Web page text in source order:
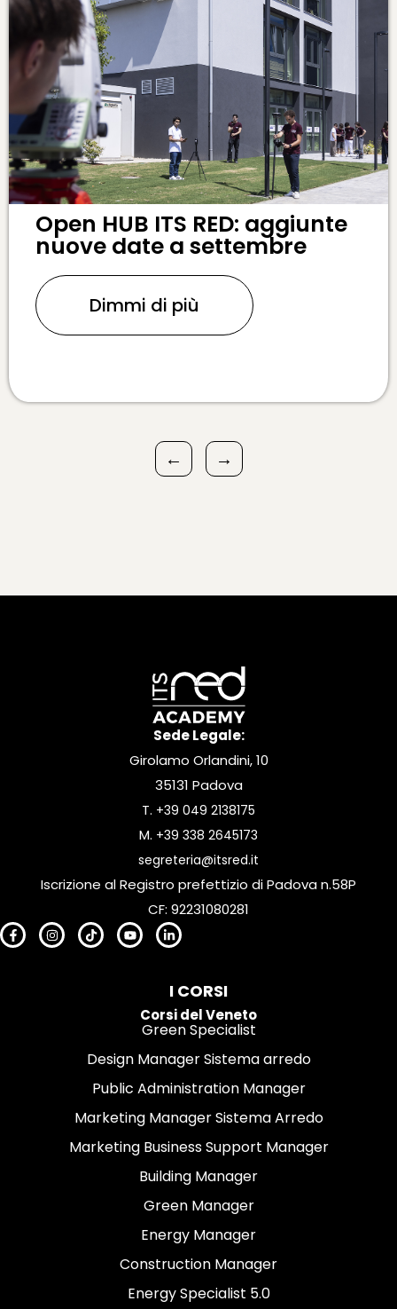
Open HUB ITS RED: aggiunte
nuove date a settembre
Dimmi di più
← →
Sede Legale:
Girolamo Orlandini, 10
35131 Padova
T. +39 049 2138175
M. +39 338 2645173
segreteria@itsred.it
Iscrizione al Registro prefettizio di Padova n.58P
CF: 92231080281
I CORSI
Corsi del Veneto
Green Specialist
Design Manager Sistema arredo
Public Administration Manager
Marketing Manager Sistema Arredo
Marketing Business Support Manager
Building Manager
Green Manager
Energy Manager
Construction Manager
Energy Specialist 5.0